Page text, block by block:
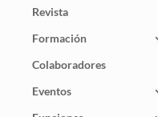
Revista
Formación
Colaboradores
Eventos